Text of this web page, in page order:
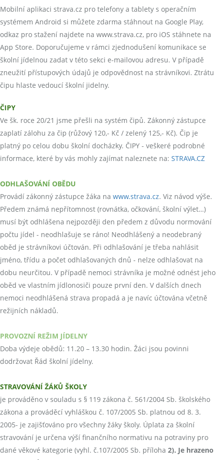
Mobilní aplikaci strava.cz pro telefony a tablety s operačním
systémem Android si můžete zdarma stáhnout na Google Play,
odkaz pro stažení najdete na www.strava.cz, pro iOS stáhnete na
App Store. Doporučujeme v rámci zjednodušení komunikace se
školní jídelnou zadat v této sekci e-mailovou adresu. V případě
zneužití přístupových údajů je odpovědnost na strávníkovi. Ztrátu
čipu hlaste vedoucí školní jidelny.
ČIPY
Ve šk. roce 20/21 jsme přešli na systém čipů. Zákonný zástupce
zaplatí zálohu za čip (růžový 120,- Kč / zelený 125,- Kč). Čip je
platný po celou dobu školní docházky. ČIPY - veškeré podrobné
informace, které by vás mohly zajímat naleznete na: STRAVA.CZ
ODHLAŠOVÁNÍ OBĚDU
Provádí zákonný zástupce žáka na www.strava.cz. Viz návod výše.
Předem známá nepřítomnost (rovnátka, očkování, školní výlet…)
musí být odhlášena nejpozději den předem z důvodu normování
počtu jídel - neodhlašuje se ráno! Neodhlášený a neodebraný
oběd je strávníkovi účtován. Při odhlašování je třeba nahlásit
jméno, třídu a počet odhlašovaných dnů - nelze odhlašovat na
dobu neurčitou. V případě nemoci strávníka je možné odnést jeho
oběd ve vlastním jídlonosiči pouze první den. V dalších dnech
nemoci neodhlášená strava propadá a je navíc účtována včetně
režijních nákladů.
PROVOZNÍ REŽIM JÍDELNY
Doba výdeje obědů: 11.20 – 13.30 hodin. Žáci jsou povinni
dodržovat Řád školní jídelny.
STRAVOVÁNÍ ŽÁKŮ ŠKOLY
je prováděno v souladu s § 119 zákona č. 561/2004 Sb. školského
zákona a prováděcí vyhláškou č. 107/2005 Sb. platnou od 8. 3.
2005- je zajišťováno pro všechny žáky školy. Úplata za školní
stravování je určena výší finančního normativu na potraviny pro
dané věkové kategorie (vyhl. č.107/2005 Sb. příloha 2). Je hrazeno